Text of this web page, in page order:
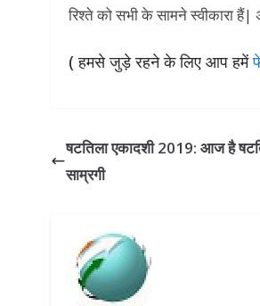
रिश्ते को सभी के सामने स्वीकारा
( हमसे जुड़े रहने के लिए आप हमें
षटतिला एकादशी 2019: आज है
साम्रगी